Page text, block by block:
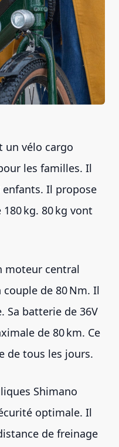
un vélo cargo
les familles. Il
Il propose
kg. 80 kg vont
moteur central
couple de 80 Nm. Il
Sa batterie de 36V
de 80 km. Ce
de tous les jours.
Shimano
optimale. Il
de freinage